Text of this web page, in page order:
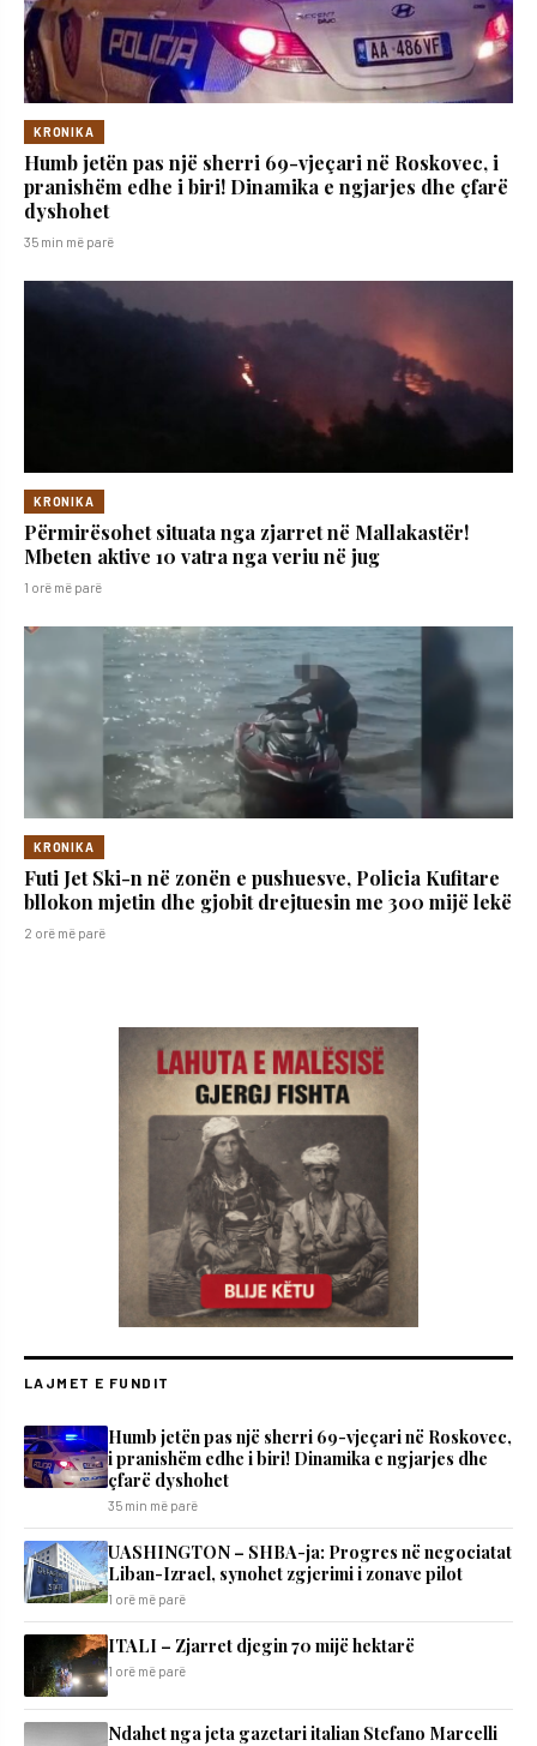
KRONIKA
Humb jetën pas një sherri 69-vjeçari në Roskovec, i
pranishëm edhe i biri! Dinamika e ngjarjes dhe çfarë
dyshohet
35 min më parë
KRONIKA
Përmirësohet situata nga zjarret në Mallakastër!
Mbeten aktive 10 vatra nga veriu në jug
1 orë më parë
KRONIKA
Futi Jet Ski-n në zonën e pushuesve, Policia Kufitare
bllokon mjetin dhe gjobit drejtuesin me 300 mijë lekë
2 orë më parë
LAJMET E FUNDIT
Humb jetën pas një sherri 69-vjeçari në Roskovec,
i pranishëm edhe i biri! Dinamika e ngjarjes dhe
çfarë dyshohet
35 min më parë
UASHINGTON – SHBA-ja: Progres në negociatat
Liban-Izrael, synohet zgjerimi i zonave pilot
1 orë më parë
ITALI – Zjarret djegin 70 mijë hektarë
1 orë më parë
Ndahet nga jeta gazetari italian Stefano Marcelli